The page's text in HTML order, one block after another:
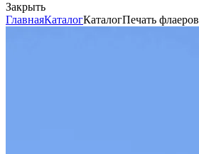
Закрыть
ГлавнаяКаталогКаталогПечать флаеров